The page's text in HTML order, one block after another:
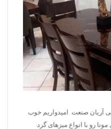
آریان صنعت. امیدواریم خوب
رو با انواع میزهای گرد